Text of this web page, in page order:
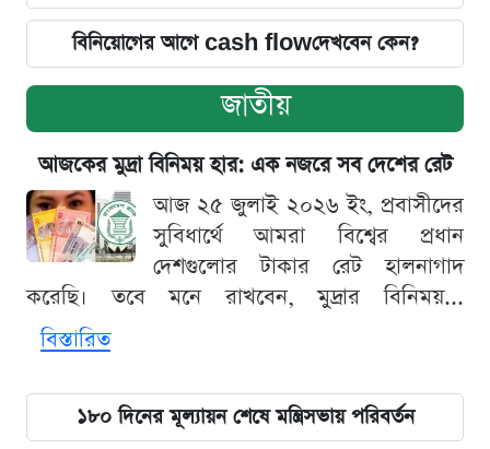
বিনিয়োগের আগে cash flowদেখবেন কেন?
জাতীয়
আজকের মুদ্রা বিনিময় হার: এক নজরে সব দেশের রেট
আজ ২৫ জুলাই ২০২৬ ইং, প্রবাসীদের
সুবিধার্থে আমরা বিশ্বের প্রধান
দেশগুলোর টাকার রেট হালনাগাদ
করেছি। তবে মনে রাখবেন, মুদ্রার বিনিময়...
বিস্তারিত
১৮০ দিনের মূল্যায়ন শেষে মন্ত্রিসভায় পরিবর্তন